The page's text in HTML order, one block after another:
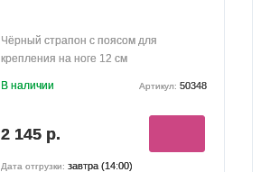
Чёрный страпон с поясом для
крепления на ноге 12 см
В наличии Артикул: 50348
2 145 р.
Дата отгрузки: завтра (14:00)